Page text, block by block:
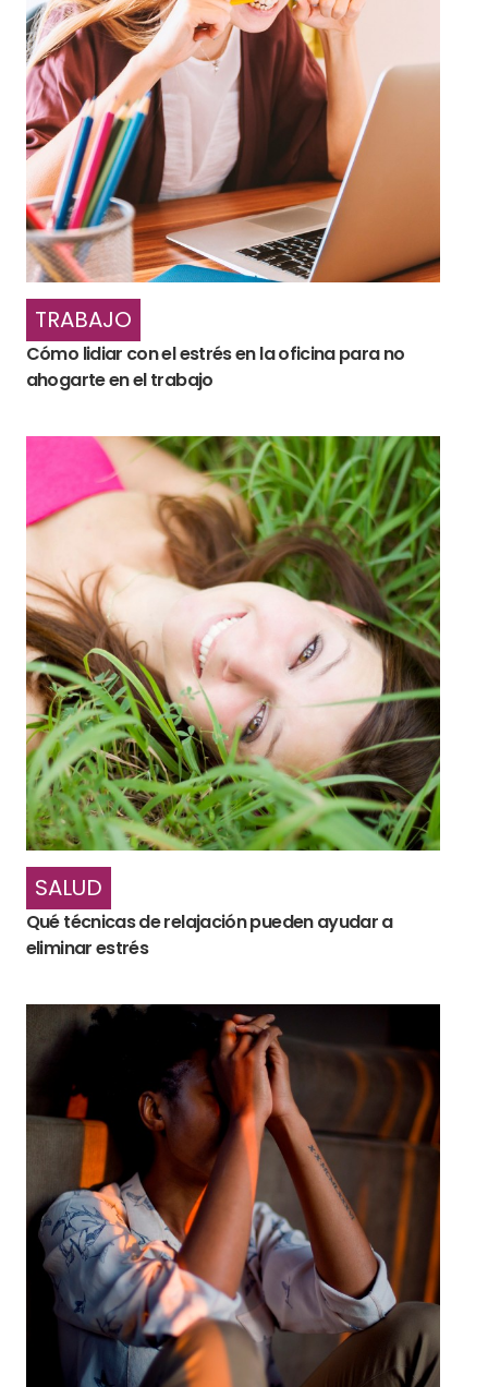
TRABAJO
Cómo lidiar con el estrés en la oficina para no
ahogarte en el trabajo
SALUD
Qué técnicas de relajación pueden ayudar a
eliminar estrés